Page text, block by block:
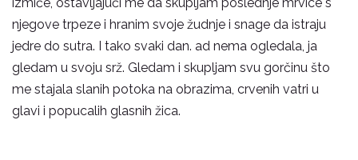
izmiče, ostavljajući me da skupljam poslednje mrvice s
njegove trpeze i hranim svoje žudnje i snage da istraju
jedre do sutra. I tako svaki dan. ad nema ogledala, ja
gledam u svoju srž. Gledam i skupljam svu gorčinu što
me stajala slanih potoka na obrazima, crvenih vatri u
glavi i popucalih glasnih žica.